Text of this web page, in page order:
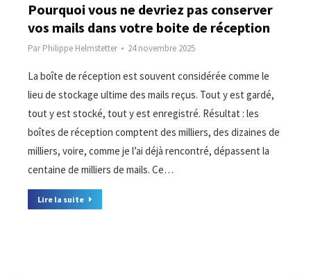
Pourquoi vous ne devriez pas conserver
vos mails dans votre boite de réception
ParPhilippe Helmstetter 24 novembre 2025
La boîte de réception est souvent considérée comme le
lieu de stockage ultime des mails reçus. Tout y est gardé,
tout y est stocké, tout y est enregistré. Résultat : les
boîtes de réception comptent des milliers, des dizaines de
milliers, voire, comme je l’ai déjà rencontré, dépassent la
centaine de milliers de mails. Ce…
Lire la suite